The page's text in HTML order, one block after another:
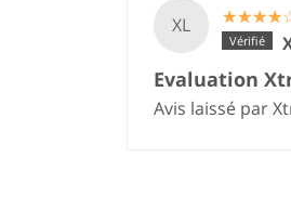
XL ☆☆☆☆
★★★★
Evaluation
Avis laissé par